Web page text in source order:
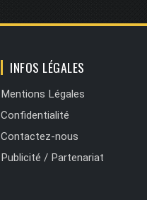
INFOS LÉGALES
Mentions Légales
Confidentialité
Contactez-nous
Publicité / Partenariat